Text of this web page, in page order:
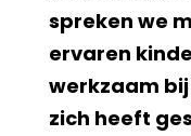
spreken we
ervaren
werkzaam bij
zich heeft